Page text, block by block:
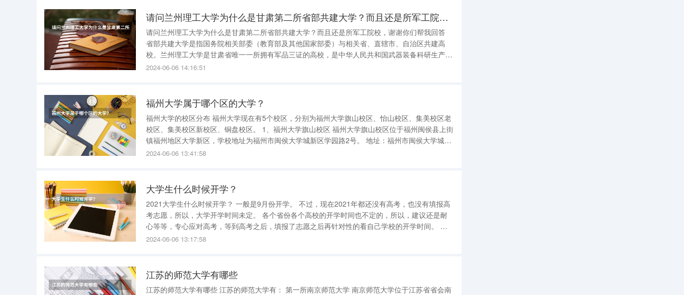
请问兰州理工大学为什么是甘肃第二所省部共建大学？而且还是所军工院校，谢谢你们帮我回答
请问兰州理工大学为什么是甘肃第二所省部共建大学？而且还是所军工院校，谢谢你们帮我回答
省部共建大学是指国务院相关部委（教育部及其他国家部委）与相关省、直辖市、自治区共建高
校。兰州理工大学是甘肃省唯一一所拥有军品三证的高校，是中华人民共和国武器装备科研生产单
位，由甘肃省人民政府和中华人民共和国工业与信息化部国家国防科技工业局共建。学校有两个国
2024-06-06 14:16:51
福州大学属于哪个区的大学？
福州大学的校区分布 福州大学现在有5个校区，分别为福州大学旗山校区、怡山校区、集美校区老
校区、集美校区新校区、铜盘校区。 1、福州大学旗山校区 福州大学旗山校区位于福州闽侯县上街
镇福州地区大学新区，学校地址为福州市闽侯大学城新区学园路2号。 地址：福州市闽侯大学城新
区学园路2号 2、福州大学怡山校区 地址：福州市工业路523号 3、福州大学集美校区老校区 地
2024-06-06 13:41:58
大学生什么时候开学？
2021大学生什么时候开学？ 一般是9月份开学。 不过，现在2021年都还没有高考，也没有填报高
考志愿，所以，大学开学时间未定。 各个省份各个高校的开学时间也不定的，所以，建议还是耐
心等等，专心应对高考，等到高考之后，填报了志愿之后再针对性的看自己学校的开学时间。 大
学生开学了吗 大学生开学了吗，具体如下： 大部分大学的开学日期为9月1日。正常情况下,大学9
2024-06-06 13:17:58
江苏的师范大学有哪些
江苏的师范大学有哪些 江苏的师范大学有： 第一所南京师范大学 南京师范大学位于江苏省省会南